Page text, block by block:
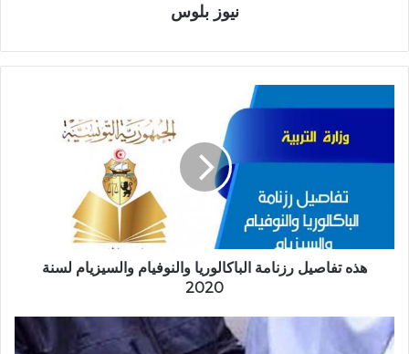
نيوز بلوس
هذه تفاصيل رزنامة الباكالوريا والنوفيام والسيزيام لسنة
2020